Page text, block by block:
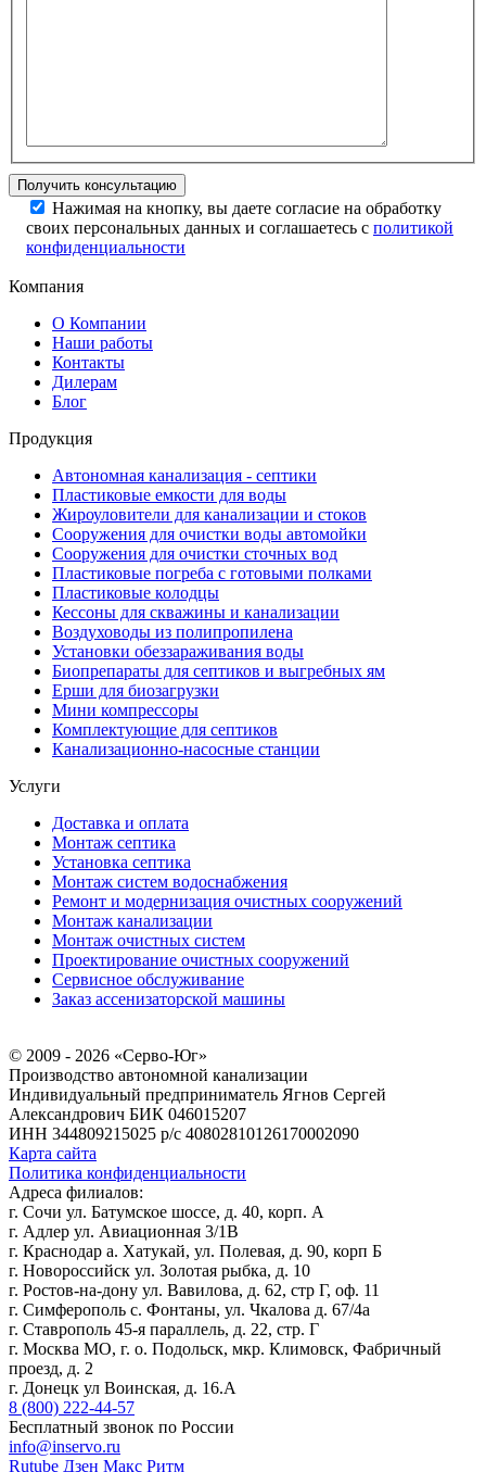
Нажимая на кнопку, вы даете согласие на обработку
своих персональных данных и соглашаетесь с политикой
конфиденциальности
Компания
О Компании
Наши работы
Контакты
Дилерам
Блог
Продукция
Автономная канализация - септики
Пластиковые емкости для воды
Жироуловители для канализации и стоков
Сооружения для очистки воды автомойки
Сооружения для очистки сточных вод
Пластиковые погреба с готовыми полками
Пластиковые колодцы
Кессоны для скважины и канализации
Воздуховоды из полипропилена
Установки обеззараживания воды
Биопрепараты для септиков и выгребных ям
Ерши для биозагрузки
Мини компрессоры
Комплектующие для септиков
Канализационно-насосные станции
Услуги
Доставка и оплата
Монтаж септика
Установка септика
Монтаж систем водоснабжения
Ремонт и модернизация очистных сооружений
Монтаж канализации
Монтаж очистных систем
Проектирование очистных сооружений
Сервисное обслуживание
Заказ ассенизаторской машины
© 2009 - 2026 «Серво-Юг»
Производство автономной канализации
Индивидуальный предприниматель Ягнов Сергей
Александрович БИК 046015207
ИНН 344809215025 р/с 40802810126170002090
Карта сайта
Политика конфиденциальности
Адреса филиалов:
г. Сочи ул. Батумское шоссе, д. 40, корп. А
г. Адлер ул. Авиационная 3/1В
г. Краснодар а. Хатукай, ул. Полевая, д. 90, корп Б
г. Новороссийск ул. Золотая рыбка, д. 10
г. Ростов-на-дону ул. Вавилова, д. 62, стр Г, оф. 11
г. Симферополь с. Фонтаны, ул. Чкалова д. 67/4а
г. Ставрополь 45-я параллель, д. 22, стр. Г
г. Москва МО, г. о. Подольск, мкр. Климовск, Фабричный
проезд, д. 2
г. Донецк ул Воинская, д. 16.А
8 (800) 222-44-57
Бесплатный звонок по России
info@inservo.ru
Rutube Дзен Макс Ритм